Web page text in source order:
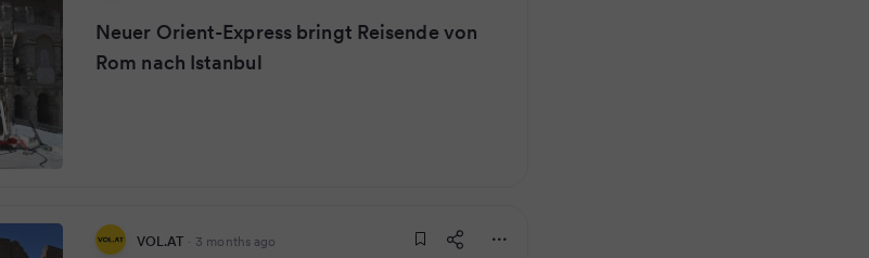
Neuer Orient-Express bringt Reisende von
Rom nach Istanbul
VOL.AT · 3 months ago